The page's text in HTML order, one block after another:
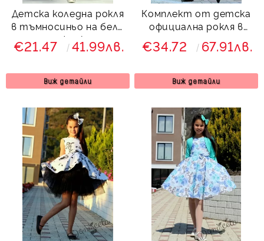
Детска коледна рокля
в тъмносиньо на бели
снежинки
€21.47 41.99лв.
Виж детайли
Комплект от детска
официална рокля в
черно с ноти тип
клош Вилина с болеро
€34.72 67.91лв.
Виж детайли